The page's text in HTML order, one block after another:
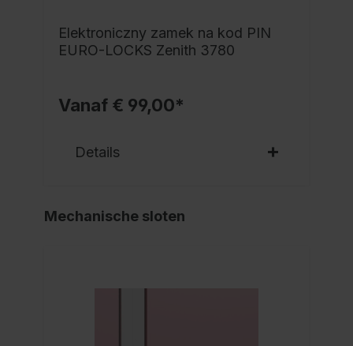
Elektroniczny zamek na kod PIN
EURO-LOCKS Zenith 3780
Vanaf € 99,00*
Details
Mechanische sloten